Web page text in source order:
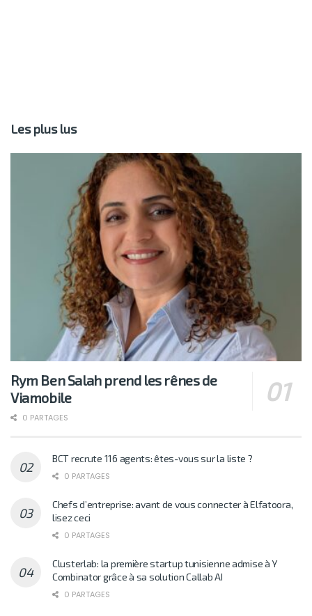
Les plus lus
Rym Ben Salah prend les rênes de
Viamobile
0 PARTAGES
BCT recrute 116 agents: êtes-vous sur la liste ?
0 PARTAGES
Chefs d’entreprise: avant de vous connecter à Elfatoora,
lisez ceci
0 PARTAGES
Clusterlab: la première startup tunisienne admise à Y
Combinator grâce à sa solution Callab AI
0 PARTAGES